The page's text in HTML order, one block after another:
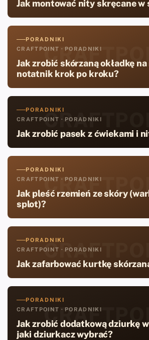
Jak montować nity skręcane w
PORADNIKI
CRAFTPOINT · PORADNIKI
Jak zrobić skórzaną okładkę
notatnik krok po kroku?
PORADNIKI
CRAFTPOINT · PORADNIKI
Jak zrobić pasek z ćwiekami i
PORADNIKI
CRAFTPOINT · PORADNIKI
Jak pleść rzemień ze skóry
splot)?
PORADNIKI
CRAFTPOINT · PORADNIKI
Jak zafarbować kurtkę
PORADNIKI
CRAFTPOINT · PORADNIKI
Jak zrobić dodatkową dziurkę
jaki dziurkacz wybrać?